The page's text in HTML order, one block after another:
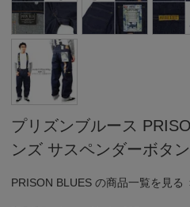
プリズンブルース
ンズ サスペンダーボタ
PRISON BLUES の商品一覧を見る